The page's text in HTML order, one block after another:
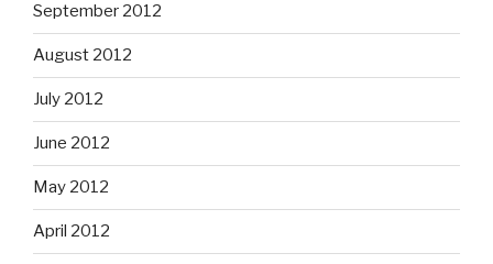
September 2012
August 2012
July 2012
June 2012
May 2012
April 2012